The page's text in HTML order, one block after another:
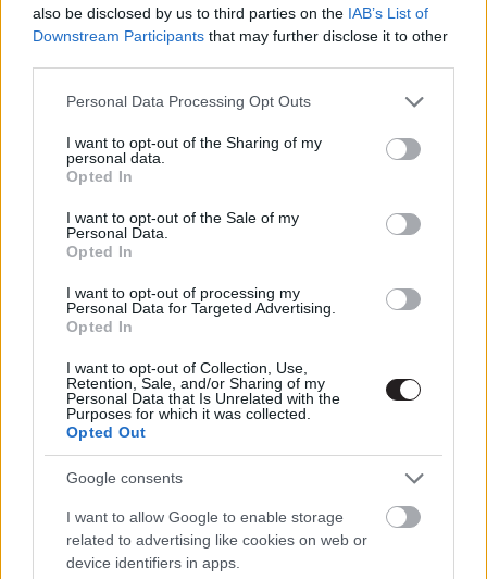
also be disclosed by us to third parties on the IAB’s List of
Downstream Participants that may further disclose it to other
Please note that this website/app uses one or more Google
not limited to your visit or usage behaviour. You may click to
grant or deny consent to Google and its third-party tags to
use your data for below specified purposes in below Google
consent section.
Personal Data Processing Opt Outs
I want to opt-out of the Sharing of my
personal data.
Opted In
I want to opt-out of the Sale of my
Personal Data.
Opted In
I want to opt-out of processing my
Personal Data for Targeted Advertising.
Opted In
I want to opt-out of Collection, Use,
Retention, Sale, and/or Sharing of my
Personal Data that Is Unrelated with the
Purposes for which it was collected.
Opted Out
Google consents
I want to allow Google to enable storage
related to advertising like cookies on web or
device identifiers in apps.
Egyelőre még korai aggódni a Star
2026-ban
A Disney torkán akadhat
bevételei
gsplus.hu | 2025.03.23 17:55
Alien és Star Wars nosztalgiázást
tartottak a szerkesztők - PuliCast
Hír| 2024.09.11 14:00
Brutálisan nyitott a Beetlejuice
folytatása
gsplus.hu| 2024.09.09 18:01
Egy AI-ra fókuszáló horrorfilmre